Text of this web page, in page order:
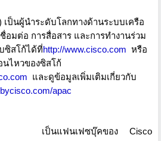
เป็นผู้นำระดับโลกทางด้านระบบเครือ
อมต่อ การสื่อสาร และการทำงานร่วม
ซิสโก้ได้ที่http://www.cisco.com หรือ
นไหวของซิสโก้
และดูข้อมูลเพิ่มเติมเกี่ยวกับ
apac
เป็นแฟนเฟซบุ๊คของCisco